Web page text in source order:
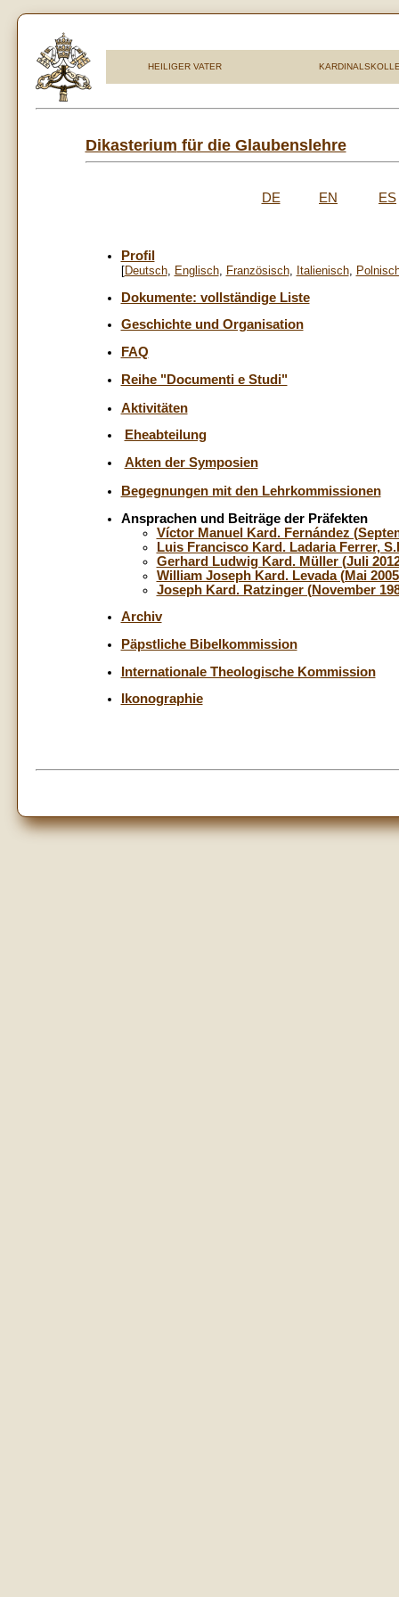
HEILIGER VATER
Dikasterium für die Glaubenslehre
DE EN ES
Profil
[Deutsch, Englisch, Französisch, Italienisch,
Dokumente: vollständige Liste
Geschichte und Organisation
FAQ
Reihe "Documenti e Studi"
Aktivitäten
Eheabteilung
Akten der Symposien
Begegnungen mit den Lehrkommissionen
Ansprachen und Beiträge der Präfekten
Víctor Manuel Kard. Fernández
Luis Francisco Kard. Ladaria Ferrer,
Gerhard Ludwig Kard. Müller (Juli
William Joseph Kard. Levada (Mai
Joseph Kard. Ratzinger (November
Archiv
Päpstliche Bibelkommission
Internationale Theologische Kommission
Ikonographie